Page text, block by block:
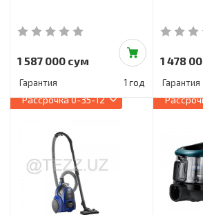
1 587 000 сум
Гарантия 1 год
1 478
Гарантия
Рассрочка0-35-12